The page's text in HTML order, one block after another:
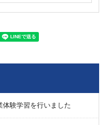
験学習を行いました